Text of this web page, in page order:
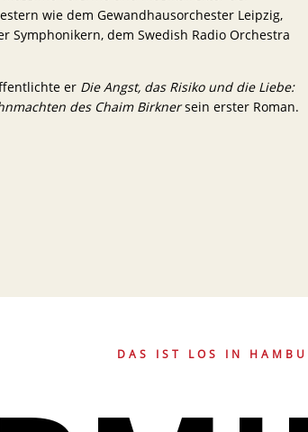
wie dem Gewandhausorchester Leipzig,
Symphonikern, dem Swedish Radio Orchestra
er Die Angst, das Risiko und die Liebe:
des Chaim Birknersein erster Roman.
DAS IST LOS IN